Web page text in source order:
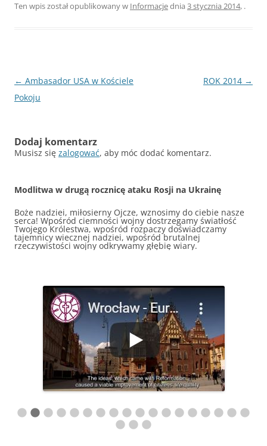
Ten wpis został opublikowany w Informacjednia 3 stycznia 2014, .
Nawigacja
wpisu
← Ambasador USA w Kościele
Pokoju
ROK 2014 →
Dodaj komentarz
Musisz się zalogować, aby móc dodać komentarz.
Modlitwa w drugą rocznicę ataku Rosji na Ukrainę
Boże nadziei, miłosierny Ojcze, wznosimy do ciebie nasze
serca! Wpośród ciemności wojny dostrzegamy światłość
Twojego Królestwa, wpośród rozpaczy doświadczamy
tajemnicy wiecznej nadziei, wpośród brutalnej
rzeczywistości wojny odkrywamy głębię wiary.